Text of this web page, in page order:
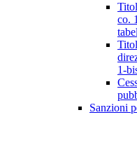
co.
1-
Sanzioni